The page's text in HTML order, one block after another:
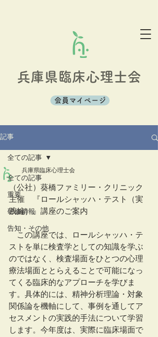
兵庫県臨床心理士会
会員マイページ
記事
全ての記事
重要
研修情報
告知・その他
全ての記事
兵庫県臨床心理士会
（公社）葵橋ファミリー・クリニック
主催　『ロールシャッハ・テスト（実
践編）』講座のご案内
この講座では、ロールシャッハ・テ
ストを単に検査学としての知識を学ぶ
のではなく、検査場面をひとつの心理
療法場面ととらえることで可能になっ
てくる臨床的なアプローチを学びま
す。具体的には、精神分析理論・対象
関係論を機軸にして、事例を通してア
セスメントの実践的手法について学習
します。今年度は、実際に臨床場面で